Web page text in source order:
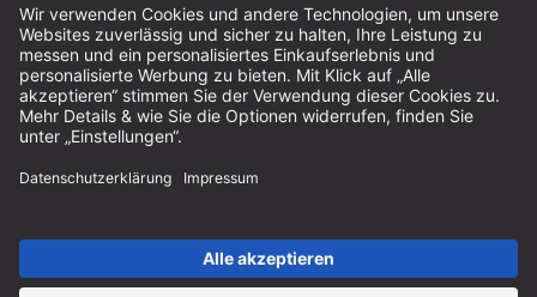
Impressum
AGB
Datenschutz
Cookie-Einstellungen
© 2026 sauter GmbH
* kostenloser Versand ab 150 Euro Bestellwert innerhalb
Deutschlands für die Standard-Paketgrößen - ausgenommen
Sperrgut und Fracht